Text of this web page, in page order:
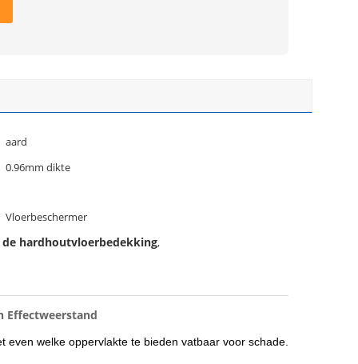
aard
0.96mm dikte
Vloerbeschermer
de hardhoutvloerbedekking,
Effectweerstand
welke oppervlakte te bieden vatbaar voor schade.